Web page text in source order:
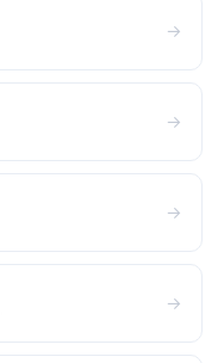
→
→
→
→